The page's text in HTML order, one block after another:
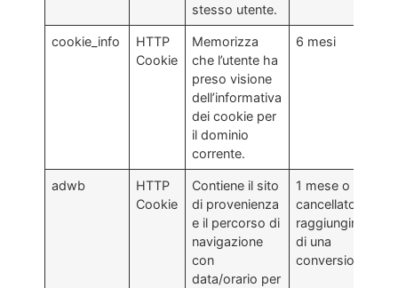
stesso utente.
cookie_info
HTTP
Cookie
Memorizza
che l’utente ha
preso visione
dell’informativa
dei cookie per
il dominio
corrente.
6 mesi
adwb
HTTP
Cookie
Contiene il sito
di provenienza
e il percorso di
navigazione
con
data/orario per
1 mese o
cancellato al
raggiungimento
di una
conversione.